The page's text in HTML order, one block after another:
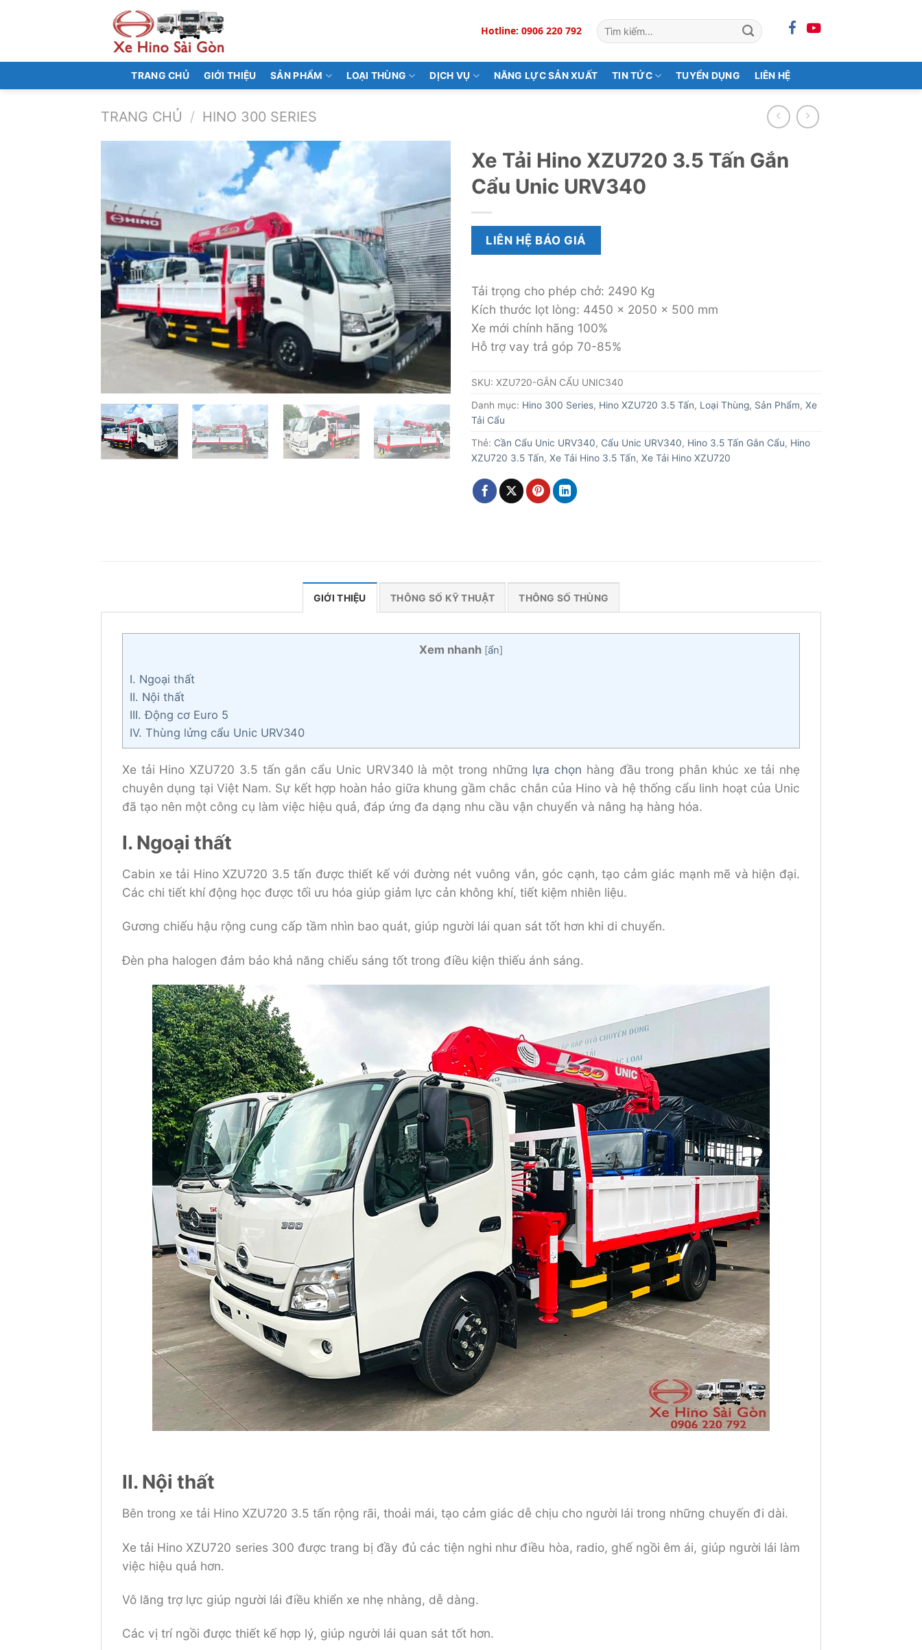
dung
Hotline: 0906 220 792
Tìm
kiếm:
TRANG CHỦ GIỚI THIỆU SẢN PHẨM LOẠI THÙNG DỊCH VỤ NĂNG LỰC SẢN XUẤT TIN TỨC TUYỂN DỤNG LIÊN HỆ
TRANG CHỦ / HINO 300 SERIES
Xe Tải Hino XZU720 3.5 Tấn Gắn
Cẩu Unic URV340
LIÊN HỆ BÁO GIÁ
Tải trọng cho phép chở: 2490 Kg
Kích thước lọt lòng: 4450 x 2050 x 500 mm
Xe mới chính hãng 100%
Hỗ trợ vay trả góp 70-85%
SKU: XZU720-GẮN CẨU UNIC340
Danh mục: Hino 300 Series, Hino XZU720 3.5 Tấn, Loại Thùng, Sản Phẩm, Xe
Tải Cẩu
Thẻ: Cần Cẩu Unic URV340, Cẩu Unic URV340, Hino 3.5 Tấn Gắn Cẩu, Hino
XZU720 3.5 Tấn, Xe Tải Hino 3.5 Tấn, Xe Tải Hino XZU720
GIỚI THIỆU THÔNG SỐ KỸ THUẬT THÔNG SỐ THÙNG
Xem nhanh [ẩn]
I. Ngoại thất
II. Nội thất
III. Động cơ Euro 5
IV. Thùng lửng cẩu Unic URV340
Xe tải Hino XZU720 3.5 tấn gắn cẩu Unic URV340 là một trong những lựa chọn hàng đầu trong phân khúc xe tải nhẹ
chuyên dụng tại Việt Nam. Sự kết hợp hoàn hảo giữa khung gầm chắc chắn của Hino và hệ thống cẩu linh hoạt của Unic
đã tạo nên một công cụ làm việc hiệu quả, đáp ứng đa dạng nhu cầu vận chuyển và nâng hạ hàng hóa.
I. Ngoại thất
Cabin xe tải Hino XZU720 3.5 tấn được thiết kế với đường nét vuông vắn, góc cạnh, tạo cảm giác mạnh mẽ và hiện đại.
Các chi tiết khí động học được tối ưu hóa giúp giảm lực cản không khí, tiết kiệm nhiên liệu.
Gương chiếu hậu rộng cung cấp tầm nhìn bao quát, giúp người lái quan sát tốt hơn khi di chuyển.
Đèn pha halogen đảm bảo khả năng chiếu sáng tốt trong điều kiện thiếu ánh sáng.
II. Nội thất
Bên trong xe tải Hino XZU720 3.5 tấn rộng rãi, thoải mái, tạo cảm giác dễ chịu cho người lái trong những chuyến đi dài.
Xe tải Hino XZU720 series 300 được trang bị đầy đủ các tiện nghi như điều hòa, radio, ghế ngồi êm ái, giúp người lái làm
việc hiệu quả hơn.
Vô lăng trợ lực giúp người lái điều khiển xe nhẹ nhàng, dễ dàng.
Các vị trí ngồi được thiết kế hợp lý, giúp người lái quan sát tốt hơn.